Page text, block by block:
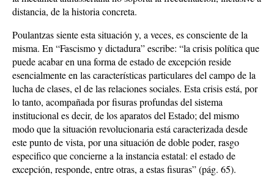
distancia, de la historia concreta.
Poulantzas siente esta situación y, a veces, es consciente de la
misma. En “Fascismo y dictadura” escribe: “la crisis política que
puede acabar en una forma de estado de excepción reside
esencialmente en las características particulares del campo de la
lucha de clases, el de las relaciones sociales. Esta crisis está, por
lo tanto, acompañada por fisuras profundas del sistema
institucional es decir, de los aparatos del Estado; del mismo
modo que la situación revolucionaria está caracterizada desde
este punto de vista, por una situación de doble poder, rasgo
especifico que concierne a la instancia estatal: el estado de
excepción, responde, entre otras, a estas fisuras” (pág. 65).